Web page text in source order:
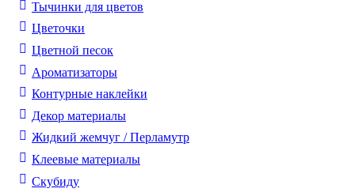
Тычинки для цветов
Цветочки
Цветной песок
Ароматизаторы
Контурные наклейки
Декор материалы
Жидкий жемчуг / Перламутр
Клеевые материалы
Скубиду